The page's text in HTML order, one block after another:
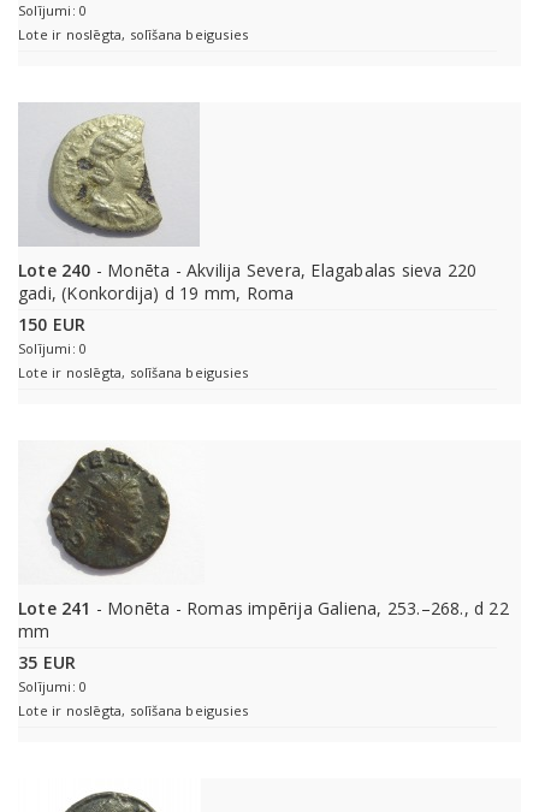
Solījumi: 0
Lote ir noslēgta, solīšana beigusies
Lote 240 - Monēta - Akvilija Severa, Elagabalas sieva 220
gadi, (Konkordija) d 19 mm, Roma
150 EUR
Solījumi: 0
Lote ir noslēgta, solīšana beigusies
Lote 241 - Monēta - Romas impērija Galiena, 253.–268., d 22
mm
35 EUR
Solījumi: 0
Lote ir noslēgta, solīšana beigusies